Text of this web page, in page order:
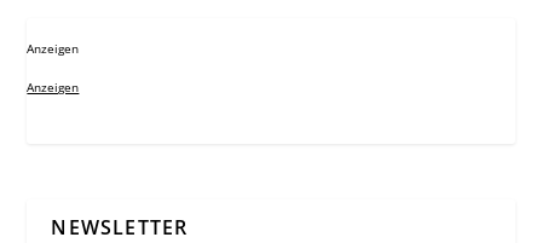
Anzeigen
Anzeigen
NEWSLETTER